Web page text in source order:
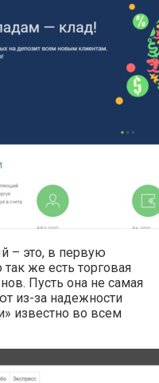
– это, в первую
же есть торговая
Пусть она не самая
из-за надежности
известно во всем